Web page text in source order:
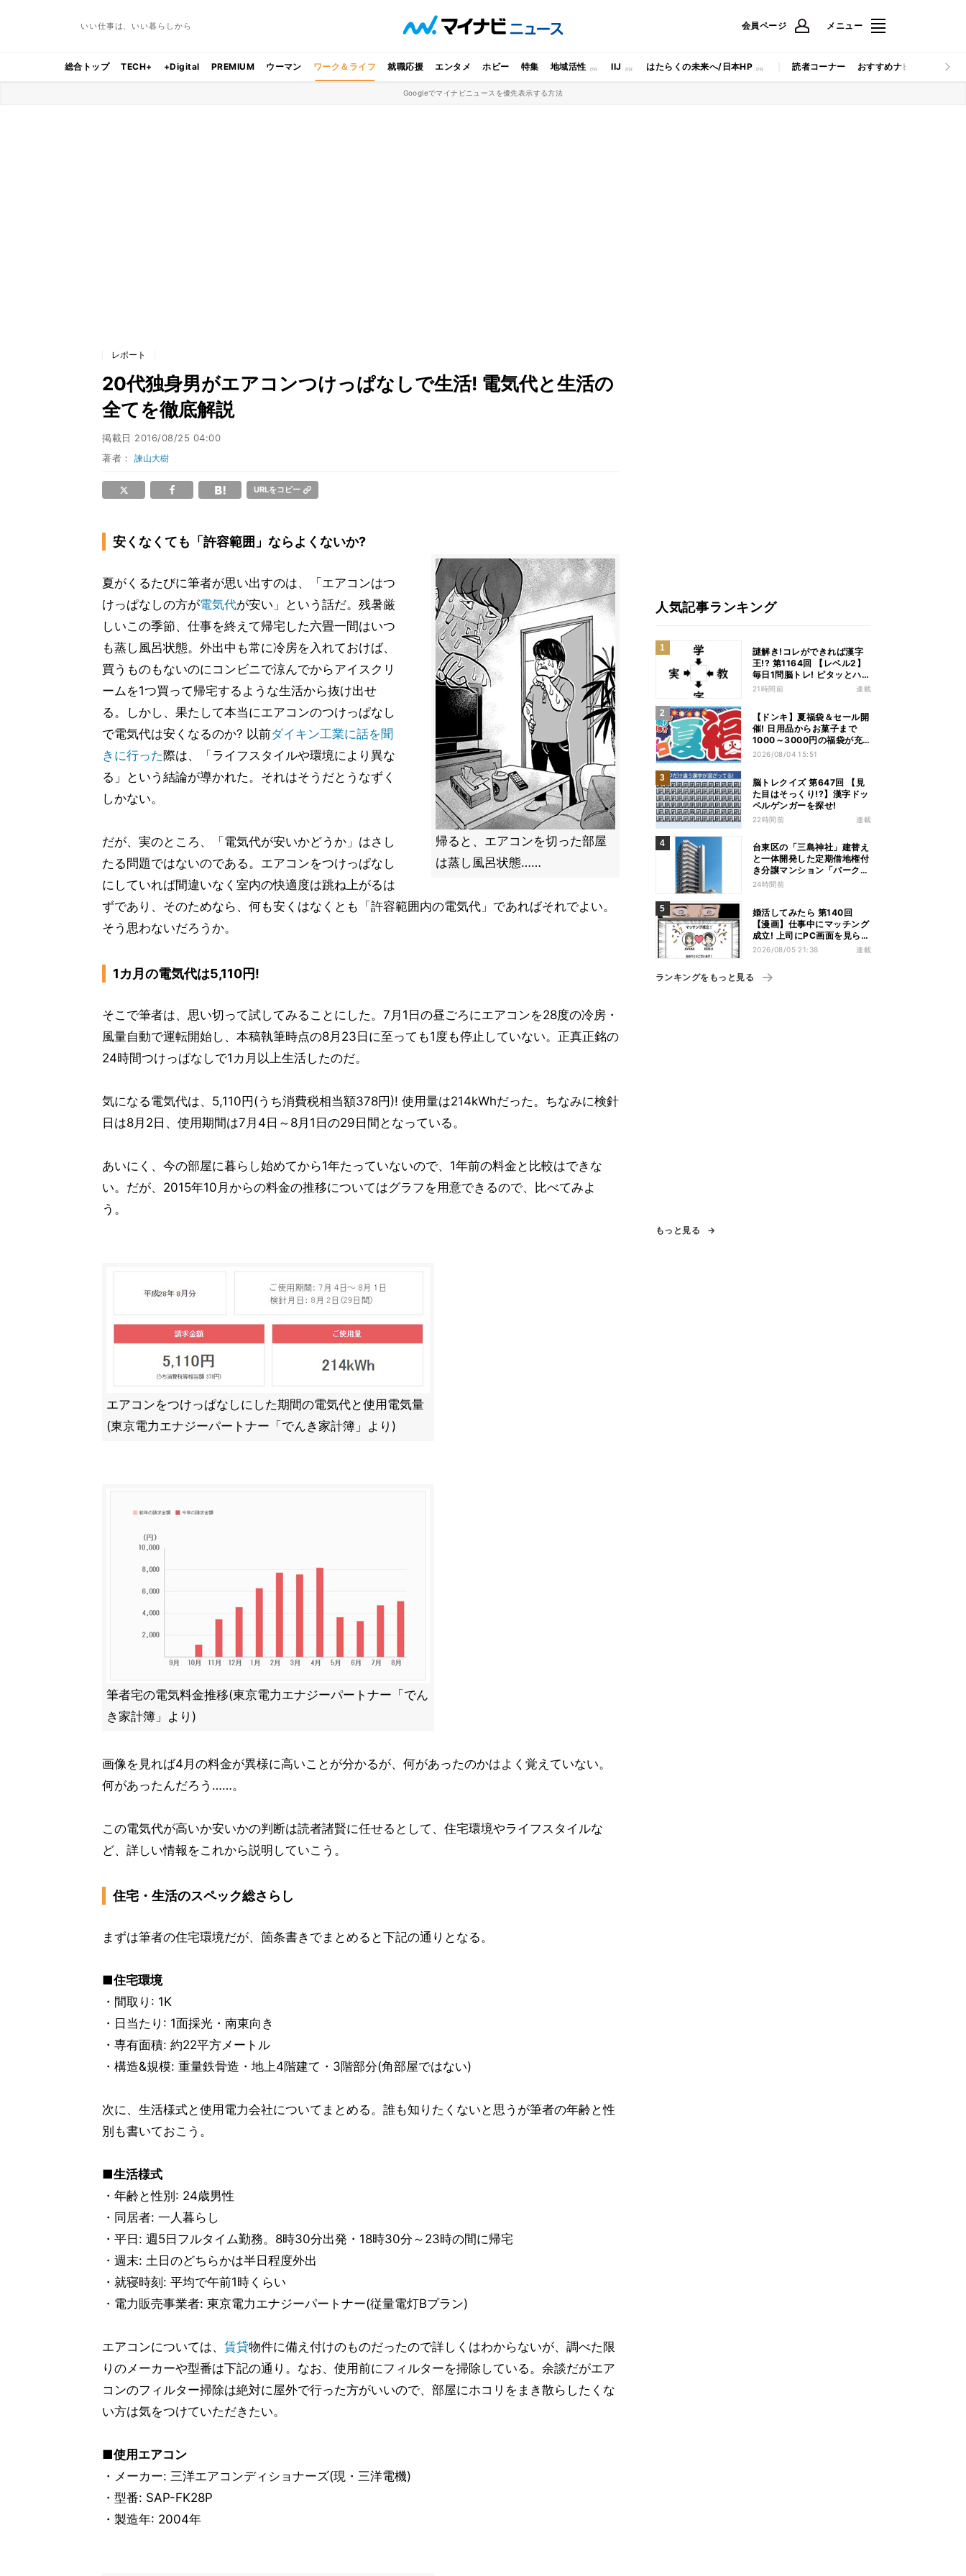
いい仕事は、いい暮らしから 会員ページ メニュー
総合トップ TECH+ +Digital PREMIUM ウーマン ワーク＆ライフ 就職応援 エンタメ ホビー 特集 地域活性 IIJ はたらくの未来へ/日本HP 読者コーナー おすすめナビ マイナビ
Googleでマイナビニュースを優先表示する方法
レポート
20代独身男がエアコンつけっぱなしで生活! 電気代と生活の
全てを徹底解説
掲載日 2016/08/25 04:00
著者：諫山大樹
URLをコピー
帰ると、エアコンを切った部屋
は蒸し風呂状態……
安くなくても「許容範囲」ならよくないか?
夏がくるたびに筆者が思い出すのは、「エアコンはつ
けっぱなしの方が電気代が安い」という話だ。残暑厳
しいこの季節、仕事を終えて帰宅した六畳一間はいつ
も蒸し風呂状態。外出中も常に冷房を入れておけば、
買うものもないのにコンビニで涼んでからアイスクリ
ームを1つ買って帰宅するような生活から抜け出せ
る。しかし、果たして本当にエアコンのつけっぱなし
で電気代は安くなるのか? 以前ダイキン工業に話を聞
きに行った際は、「ライフスタイルや環境により異な
る」という結論が導かれた。それはそうだとうなずく
しかない。
だが、実のところ、「電気代が安いかどうか」はさし
たる問題ではないのである。エアコンをつけっぱなし
にしていれば間違いなく室内の快適度は跳ね上がるは
ずであり、そのためなら、何も安くはなくとも「許容範囲内の電気代」であればそれでよい。
そう思わないだろうか。
1カ月の電気代は5,110円!
そこで筆者は、思い切って試してみることにした。7月1日の昼ごろにエアコンを28度の冷房・
風量自動で運転開始し、本稿執筆時点の8月23日に至っても1度も停止していない。正真正銘の
24時間つけっぱなしで1カ月以上生活したのだ。
気になる電気代は、5,110円(うち消費税相当額378円)! 使用量は214kWhだった。ちなみに検針
日は8月2日、使用期間は7月4日～8月1日の29日間となっている。
あいにく、今の部屋に暮らし始めてから1年たっていないので、1年前の料金と比較はできな
い。だが、2015年10月からの料金の推移についてはグラフを用意できるので、比べてみよ
う。
エアコンをつけっぱなしにした期間の電気代と使用電気量
(東京電力エナジーパートナー「でんき家計簿」より)
筆者宅の電気料金推移(東京電力エナジーパートナー「でん
き家計簿」より)
画像を見れば4月の料金が異様に高いことが分かるが、何があったのかはよく覚えていない。
何があったんだろう……。
この電気代が高いか安いかの判断は読者諸賢に任せるとして、住宅環境やライフスタイルな
ど、詳しい情報をこれから説明していこう。
住宅・生活のスペック総さらし
まずは筆者の住宅環境だが、箇条書きでまとめると下記の通りとなる。
■住宅環境
・間取り: 1K
・日当たり: 1面採光・南東向き
・専有面積: 約22平方メートル
・構造&規模: 重量鉄骨造・地上4階建て・3階部分(角部屋ではない)
次に、生活様式と使用電力会社についてまとめる。誰も知りたくないと思うが筆者の年齢と性
別も書いておこう。
■生活様式
・年齢と性別: 24歳男性
・同居者: 一人暮らし
・平日: 週5日フルタイム勤務。8時30分出発・18時30分～23時の間に帰宅
・週末: 土日のどちらかは半日程度外出
・就寝時刻: 平均で午前1時くらい
・電力販売事業者: 東京電力エナジーパートナー(従量電灯Bプラン)
エアコンについては、 賃貸物件に備え付けのものだったので詳しくはわからないが、調べた限
りのメーカーや型番は下記の通り。なお、使用前にフィルターを掃除している。余談だがエア
コンのフィルター掃除は絶対に屋外で行った方がいいので、部屋にホコリをまき散らしたくな
い方は気をつけていただきたい。
■使用エアコン
・メーカー: 三洋エアコンディショナーズ(現・三洋電機)
・型番: SAP-FK28P
・製造年: 2004年
人気記事ランキング
謎解き!コレができれば漢字
王!? 第1164回 【レベル2】
毎日1問脳トレ! ピタッとハマ
る漢字はどれだ?
21時間前 連載
【ドンキ】夏福袋＆セール開
催! 日用品からお菓子まで
1000～3000円の福袋が充
実、家電やアパレルなど人気
2026/08/04 15:51
脳トレクイズ 第647回 【見
た目はそっくり!?】漢字ドッ
ペルゲンガーを探せ!
22時間前 連載
台東区の「三島神社」建替え
と一体開発した定期借地権付
き分譲マンション「パークホ
ームズ入谷」竣工
24時間前
婚活してみたら 第140回
【漫画】仕事中にマッチング
成立! 上司にPC画面を見られ
た結果…
2026/08/05 21:38 連載
ランキングをもっと見る
もっと見る